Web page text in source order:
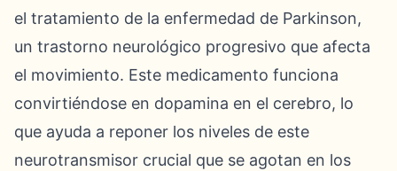
el tratamiento de la enfermedad de Parkinson,
un trastorno neurológico progresivo que afecta
el movimiento. Este medicamento funciona
convirtiéndose en dopamina en el cerebro, lo
que ayuda a reponer los niveles de este
neurotransmisor crucial que se agotan en los